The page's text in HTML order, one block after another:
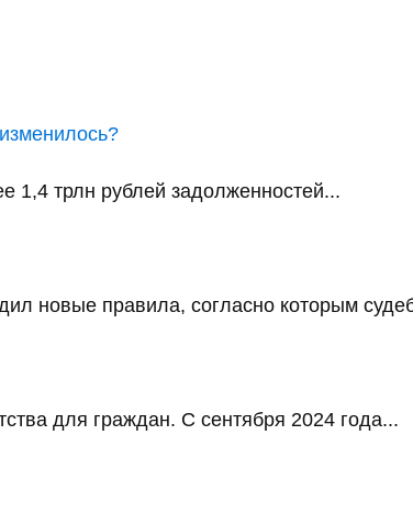
1,4 трлн рублей задолженностей...
новые правила, согласно которым
для граждан. С сентября 2024 года...